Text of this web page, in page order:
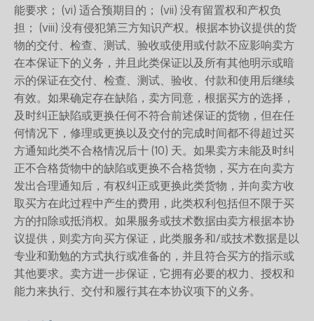
能要求； (vi) 适合预期目的； (vii) 没有留置权和产权负
担； (viii) 没有侵犯第三方知识产权。根据本协议提供的货
物的交付、检查、测试、验收或使用或付款不应影响卖方
在本保证下的义务，并且此类保证以及所有其他明示或暗
示的保证在交付、检查、测试、验收、付款和使用后继续
有效。如果确定存在缺陷，卖方同意，根据买方的选择，
及时纠正缺陷或更换任何不符合前述保证的货物，但在任
何情况下，修理或更换以及交付的完成时间都不得超过买
方通知此类不合格情况后十 (10) 天。如果卖方未能及时纠
正不合格货物中的缺陷或更换不合格货物，买方在向卖方
发出合理通知后，有权纠正或更换此类货物，并向卖方收
取买方在此过程中产生的费用，此类权利包括但不限于买
方的扣除或抵消权。如果服务或技术数据由卖方根据本协
议提供，则卖方向买方保证，此类服务和/或技术数据是以
专业和勤勉的方式执行或准备的，并且符合买方的指示或
其他要求。卖方进一步保证，它拥有必要的权力、授权和
能力来执行、交付和履行其在本协议项下的义务。